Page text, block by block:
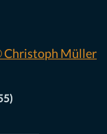
Christoph Müller